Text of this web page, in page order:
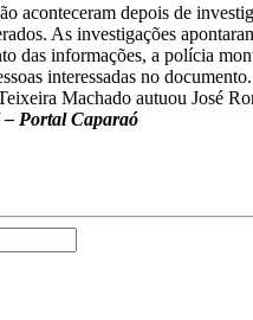
aconteceram depois de
As investigações
das informações, a polícia
interessadas no documento.
Machado autuou José
Portal Caparaó